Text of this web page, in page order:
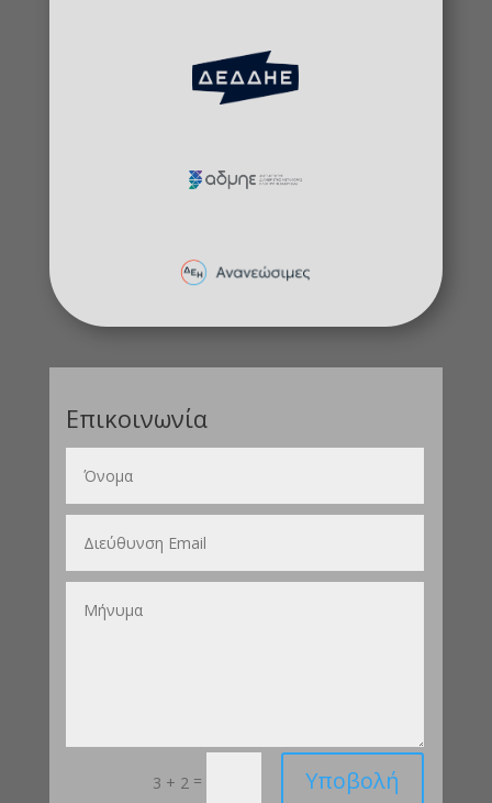
Επικοινωνία
3 + 2 = Υποβολή